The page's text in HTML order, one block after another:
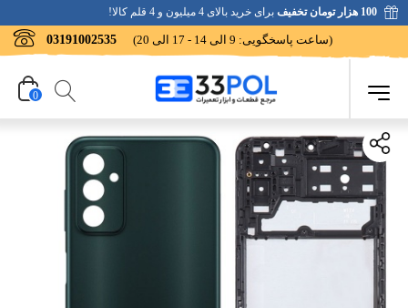
100 هزار تومان تخفیف برای خرید بالای 4 میلیون و 4 قلم کالا!
03191002535 (ساعت پاسخگویی: 9 الی 14 - 17 الی 20)
0